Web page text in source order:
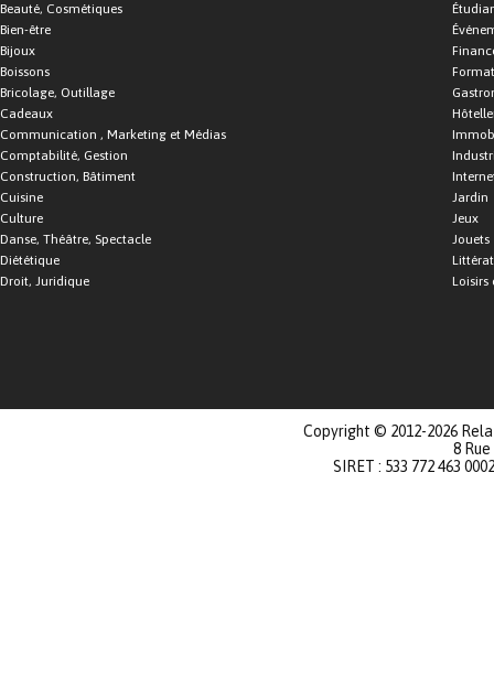
Beauté, Cosmétiques
Bien-être
Bijoux
Boissons
Bricolage, Outillage
Cadeaux
Communication , Marketing et Médias
Comptabilité, Gestion
Construction, Bâtiment
Cuisine
Culture
Danse, Théâtre, Spectacle
Diététique
Droit, Juridique
Jardin
Jeux
Jouets
Loisirs
Copyright © 2012-2026
8
SIRET : 533 772 463